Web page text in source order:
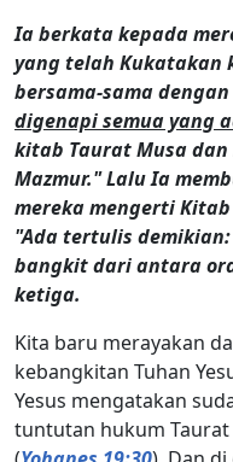
Ia berkata kepada
yang telah Kukatakan
bersama-sama
digenapi semua yang
kitab Taurat Musa
Mazmur." Lalu Ia
mereka mengerti
"Ada tertulis
bangkit dari antara
ketiga.
Kita baru merayakan
kebangkitan Tuhan
Yesus mengatakan
tuntutan hukum Taurat